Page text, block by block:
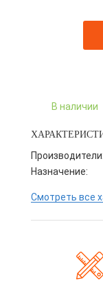
В наличии
Производители:
Назначение:
Смотреть все